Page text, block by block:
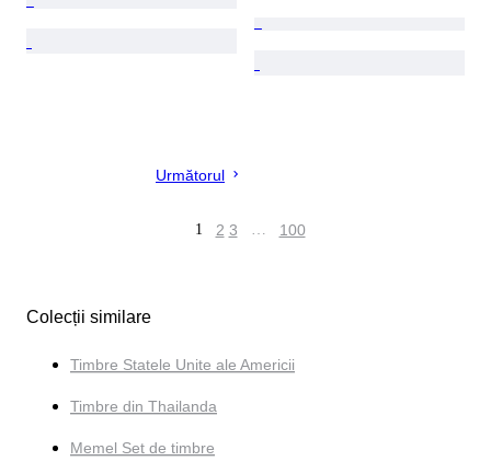
Următorul
1 2 3 … 100
Colecții similare
Timbre Statele Unite ale Americii
Timbre din Thailanda
Memel Set de timbre